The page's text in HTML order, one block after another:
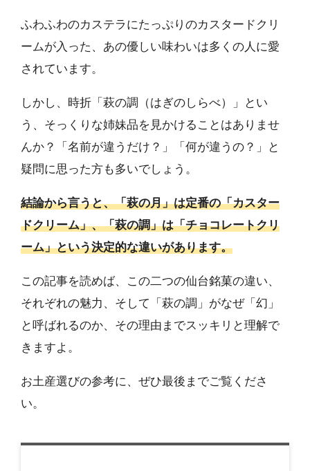
ふわふわのカステラにたっぷりのカスタードクリ
ームが入った、あの優しい味わいは多くの人に愛
されています。
しかし、時折「萩の調（はぎのしらべ）」とい
う、そっくりな姉妹品を見かけることはありませ
んか？「名前が違うだけ？」「何が違うの？」と
疑問に思った方も多いでしょう。
結論から言うと、「萩の月」は定番の「カスター
ドクリーム」、「萩の調」は「チョコレートクリ
ーム」という決定的な違いがあります。
この記事を読めば、この二つの仙台銘菓の違い、
それぞれの魅力、そして「萩の調」がなぜ「幻」
と呼ばれるのか、その理由までスッキリと理解で
きますよ。
お土産選びの参考に、ぜひ最後までご覧くださ
い。